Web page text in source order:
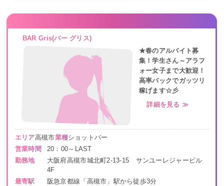
BAR Gris(バー グリス)
★春のアルバイト募
集！学生さん～アラフ
ォー女子まで大歓迎！
高率バックでガッツリ
稼げます☆彡
詳細を見る ≫
エリア高槻市業種ショットバー
営業時間
20：00～LAST
勤務地
大阪府高槻市城北町2-13-15 サンユーレジャービル
4F
最寄駅
阪急京都線「高槻市」駅から徒歩3分